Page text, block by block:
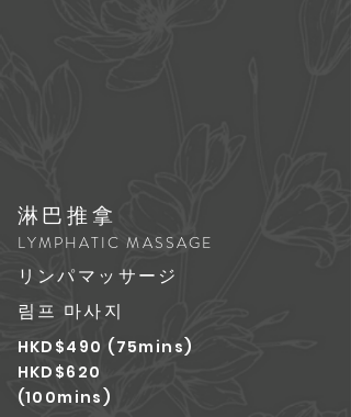
淋巴推拿
LYMPHATIC MASSAGE
リンパマッサージ
림프 마사지
HKD$490 (75mins)
HKD$620
(100mins)